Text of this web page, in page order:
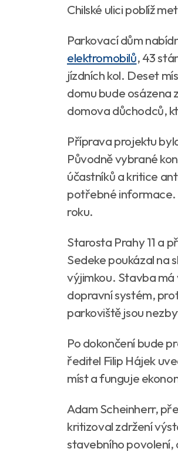
Chilské ulici poblíž
Parkovací dům
elektromobilů, 43
jízdních kol. Deset
domu bude osázena
domova důchodců,
Příprava projektu
Původně vybrané
účastníků a kritice
potřebné informace.
roku.
Starosta Prahy 11 a
Sedeke poukázal na
výjimkou. Stavba má
dopravní systém,
parkoviště jsou
Po dokončení bude
ředitel Filip Hájek
míst a funguje
Adam Scheinherr,
kritizoval zdržení
stavebního povolení,